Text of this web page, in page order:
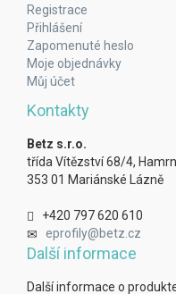
Registrace
Přihlášení
Zapomenuté heslo
Moje objednávky
Můj účet
Kontakty
Betz s.r.o.
třída Vítězství 68/4,
353 01 Mariánské Lázně
+420 797 620 610
eprofily@betz.cz
Další informace
Další informace o